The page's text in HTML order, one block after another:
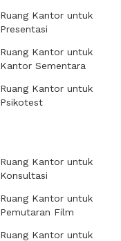
Ruang Kantor untuk
Presentasi
Ruang Kantor untuk
Kantor Sementara
Ruang Kantor untuk
Psikotest
Ruang Kantor untuk
Konsultasi
Ruang Kantor untuk
Pemutaran Film
Ruang Kantor untuk